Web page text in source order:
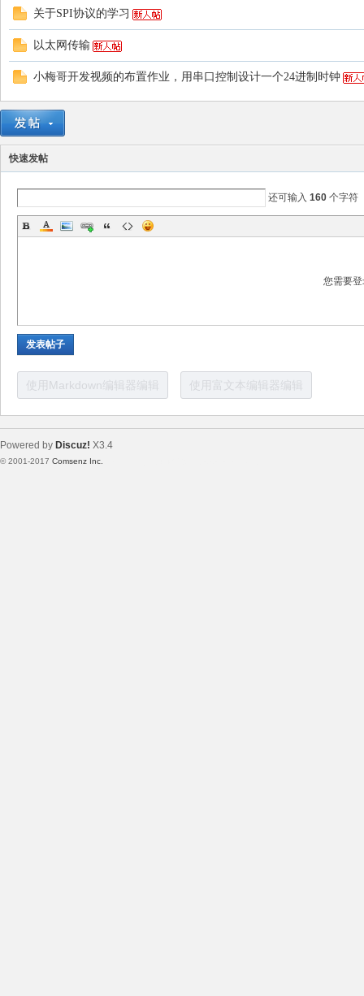
恒
关于SPI协议的学习
以太网传输
小梅哥开发视频的布置作业，用串口控制设计一个24进制时钟
快速发帖
还可输入 160 个字符
您需要
发表帖子
使用Markdown编辑器编辑 使用富文本编辑器编辑
Powered by Discuz! X3.4
© 2001-2017 Comsenz Inc.